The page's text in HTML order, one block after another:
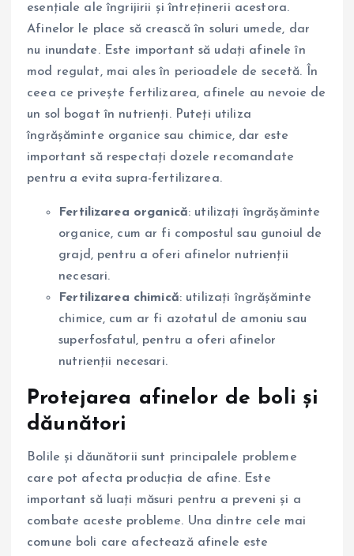
esențiale ale îngrijirii și întreținerii acestora.
Afinelor le place să crească în soluri umede, dar
nu inundate. Este important să udați afinele în
mod regulat, mai ales în perioadele de secetă. În
ceea ce privește fertilizarea, afinele au nevoie de
un sol bogat în nutrienți. Puteți utiliza
îngrășăminte organice sau chimice, dar este
important să respectați dozele recomandate
pentru a evita supra-fertilizarea.
Fertilizarea organică: utilizați îngrășăminte
organice, cum ar fi compostul sau gunoiul de
grajd, pentru a oferi afinelor nutrienții
necesari.
Fertilizarea chimică: utilizați îngrășăminte
chimice, cum ar fi azotatul de amoniu sau
superfosfatul, pentru a oferi afinelor
nutrienții necesari.
Protejarea afinelor de boli și
dăunători
Bolile și dăunătorii sunt principalele probleme
care pot afecta producția de afine. Este
important să luați măsuri pentru a preveni și a
combate aceste probleme. Una dintre cele mai
comune boli care afectează afinele este